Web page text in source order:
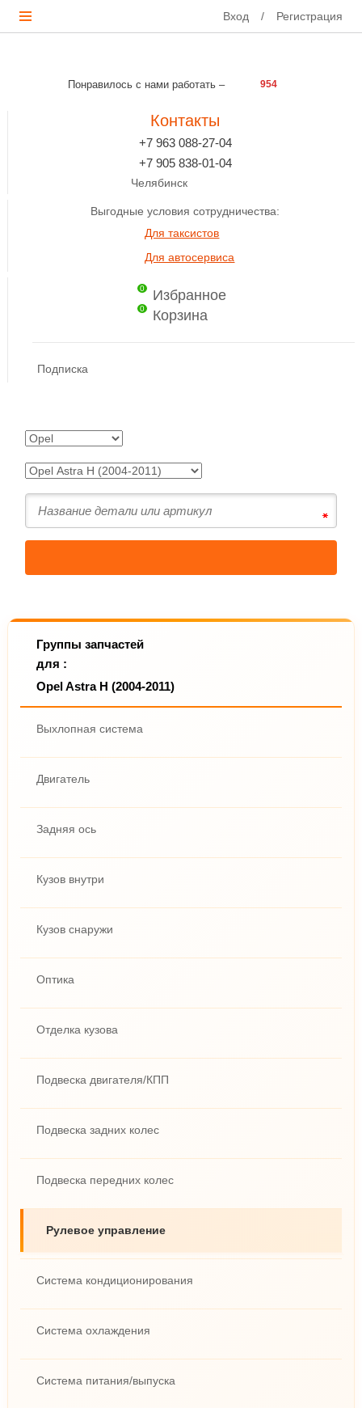
Вход / Регистрация
Понравилось с нами работать – 954
Контакты
+7 963 088-27-04
+7 905 838-01-04
Челябинск
Выгодные условия сотрудничества:
Для таксистов
Для автосервиса
0 Избранное
0 Корзина
Подписка
Группы запчастей
для :
Opel Astra H (2004-2011)
Выхлопная система
Двигатель
Задняя ось
Кузов внутри
Кузов снаружи
Оптика
Отделка кузова
Подвеска двигателя/КПП
Подвеска задних колес
Подвеска передних колес
Рулевое управление
Система кондиционирования
Система охлаждения
Система питания/выпуска